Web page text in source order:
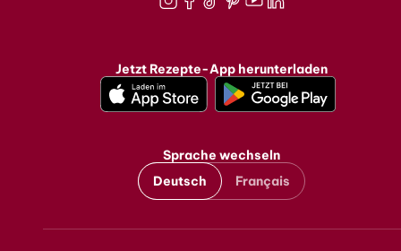
Jetzt Rezepte-App herunterladen
Sprache wechseln
Deutsch
Français